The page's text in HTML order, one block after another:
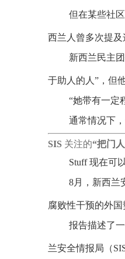
但在某些社
西兰人曾多次提及
新西兰民主
于助人的人”，但
“她带有一定
通常情况下
SIS 关注的“把门人
Stuff 现在可
8月，新西兰
腐败性干预的外国
报告描述了
兰安全情报局（